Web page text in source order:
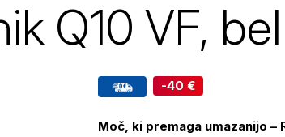
Q10 VF, bel
-40 €
Moč, ki premaga umazanijo